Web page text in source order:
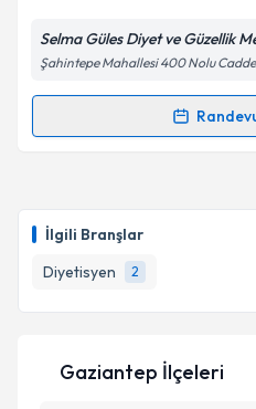
İlgili Branşlar
Diyetisyen
2
Kişisel verilerimin
Metni'ni okudum ve
Selma Güles Diyet ve Güzellik
Şahintepe Mahallesi 400 Nolu
Randevu Takvimi
takvim hazırlandığında
E-posta Adresiniz
Gaziantep İlçeleri